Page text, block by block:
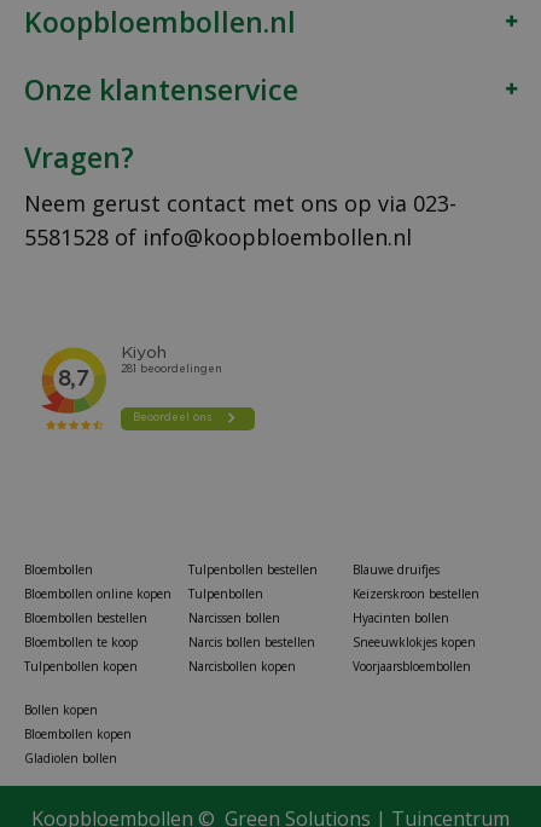
Koopbloembollen.nl
Onze klantenservice
Vragen?
Neem gerust contact met ons op via 023-
5581528 of info@koopbloembollen.nl
Bloembollen
Bloembollen online kopen
Bloembollen bestellen
Bloembollen te koop
Tulpenbollen kopen
Tulpenbollen bestellen
Tulpenbollen
Narcissen bollen
Narcis bollen bestellen
Narcisbollen kopen
Blauwe druifjes
Keizerskroon bestellen
Hyacinten bollen
Sneeuwklokjes kopen
Voorjaarsbloembollen
Bollen kopen
Bloembollen kopen
Gladiolen bollen
Koopbloembollen © Green Solutions | Tuincentrum